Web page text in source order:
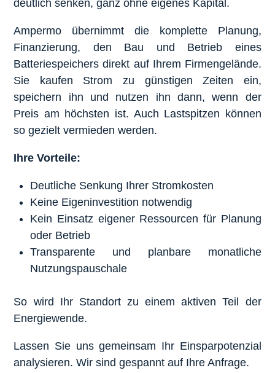
deutlich senken, ganz ohne eigenes Kapital.
Ampermo übernimmt die komplette Planung,
Finanzierung, den Bau und Betrieb eines
Batteriespeichers direkt auf Ihrem Firmengelände.
Sie kaufen Strom zu günstigen Zeiten ein,
speichern ihn und nutzen ihn dann, wenn der
Preis am höchsten ist. Auch Lastspitzen können
so gezielt vermieden werden.
Ihre Vorteile:
Deutliche Senkung Ihrer Stromkosten
Keine Eigeninvestition notwendig
Kein Einsatz eigener Ressourcen für Planung
oder Betrieb
Transparente und planbare monatliche
Nutzungspauschale
So wird Ihr Standort zu einem aktiven Teil der
Energiewende.
Lassen Sie uns gemeinsam Ihr Einsparpotenzial
analysieren. Wir sind gespannt auf Ihre Anfrage.